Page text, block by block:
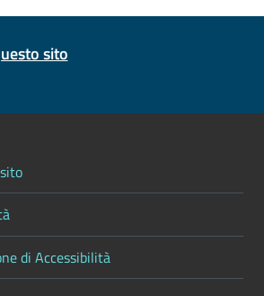
sito
di Accessibilità